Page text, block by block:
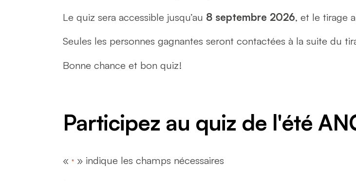
Le quiz sera accessible jusqu’au 8 septembre 2026, et le tirage
Seules les personnes gagnantes seront contactées à la suite du
Bonne chance et bon quiz!
Participez au quiz de l'été
«* » indique les champs nécessaires